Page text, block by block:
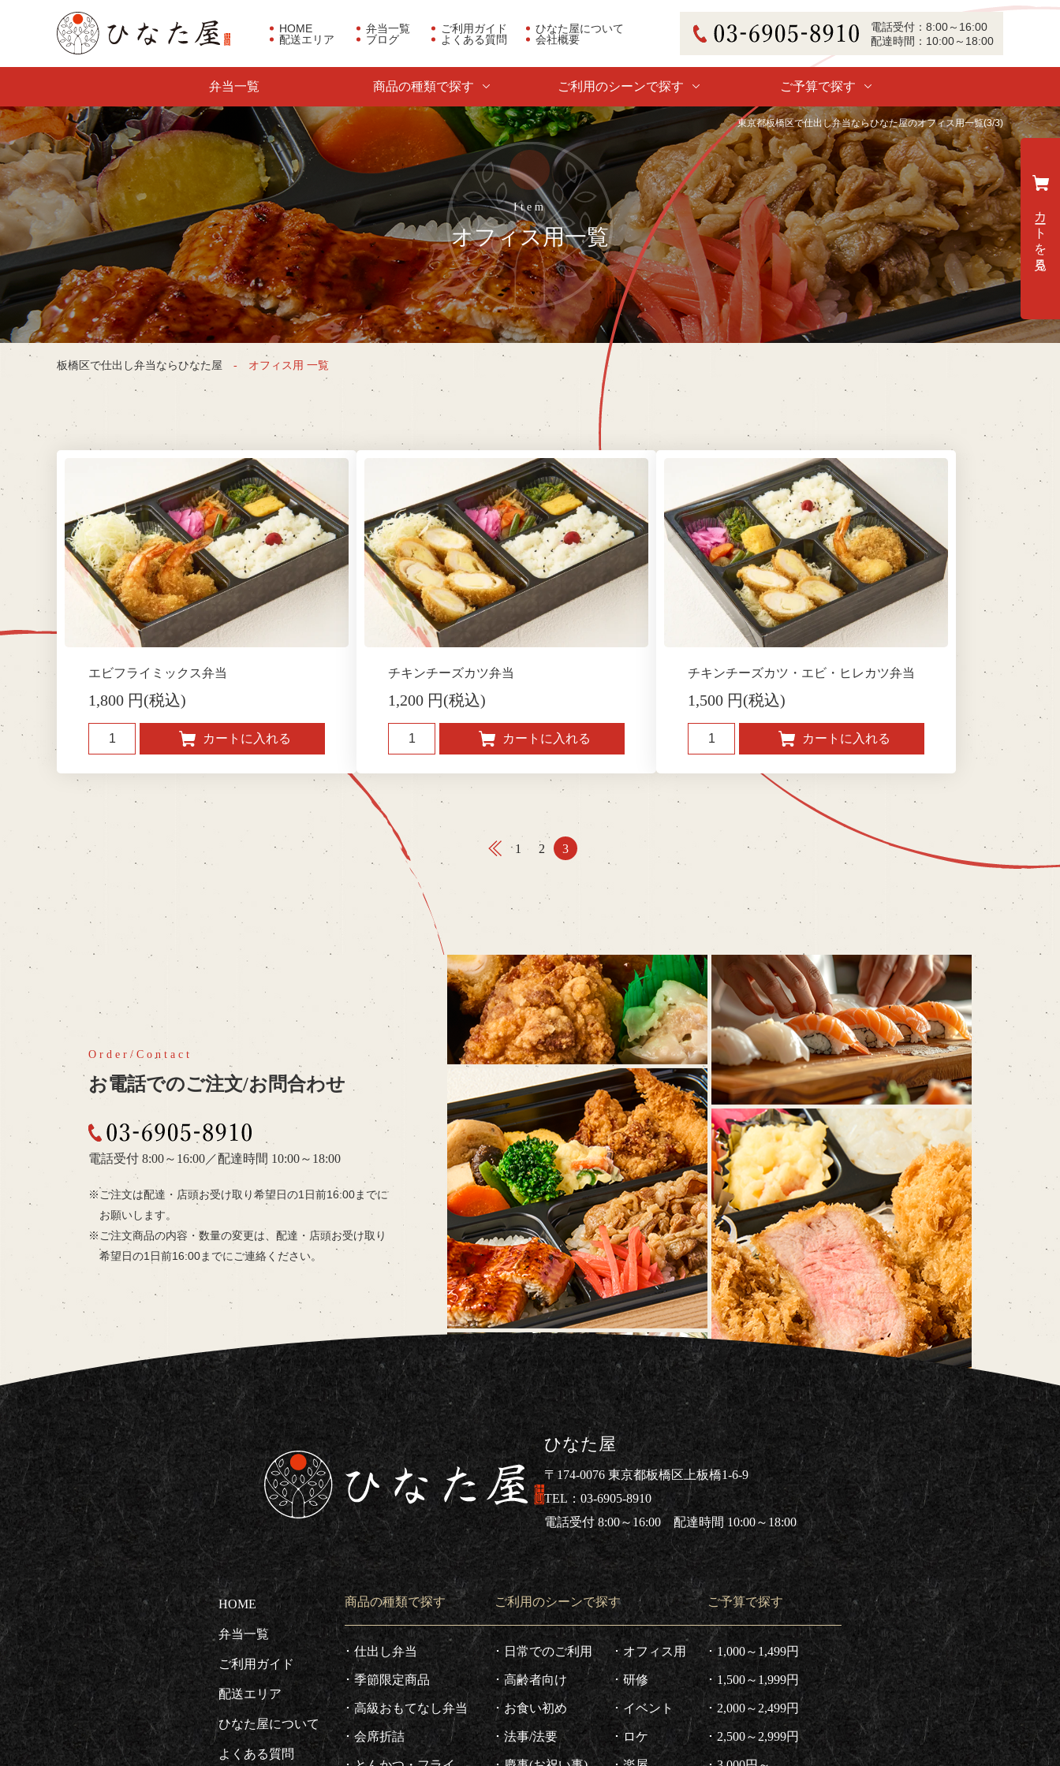
東京都板橋区で仕出し弁当ならひなた屋のオフィス用一覧(3/3)
東京都板橋区で仕出し弁当な
HOME 弁当一覧 ご利用ガイド
ひなた屋について
配送エリア
ブログ よくある質問 会社概要
03-6905-8910
電話受付 ： 8:00～16:00
配達時間： 10:00～18:00
弁当一覧 商品の種類で探す ご利用のシーンで探す ご予算で探す
オフィス用一覧
板橋区で仕出し弁当ならひなた屋 オフィス用 一覧
エビフライミックス弁当
1,800 円(税込)
チキンチーズカツ弁当
1,200 円(税込)
チキンチーズカツ・エビ・ヒレカツ弁当
1,500 円(税込)
ジ
1 2 3
お電話でのご注文/お問合わせ
03-6905-8910
電話受付 8:00～16:00 ／配達時間 10:00～18:00
ご注文は配達・店頭お受け取り希望日の1日前16:00までに
お願いします。
ご注文商品の内容・数量の変更は、 配達・店頭お受け取り
希望日の1日前16:00までにご連絡ください。
東京都板橋区で仕出し弁当ならひなた屋
ひなた屋
〒174-0076 東京都板橋区上板橋1-6-9
03-6905-8910
電話受付 8:00～16:00 配達時間 10:00～18:00
HOME
弁当一覧
ご利用ガイド
配送エリア
ひなた屋について
よくある質問
商品の種類で探す
仕出し弁当
季節限定商品
高級おもてなし弁当
会席折詰
ご利用のシーンで探す
日常でのご利用
高齢者向け
お食い初め
法事/法要
オフィス用
研修
イベント
ロケ
ご予算で探す
1,000～1,499円
1,500～1,999円
2,000～2,499円
2,500～2,999円
カートを見る